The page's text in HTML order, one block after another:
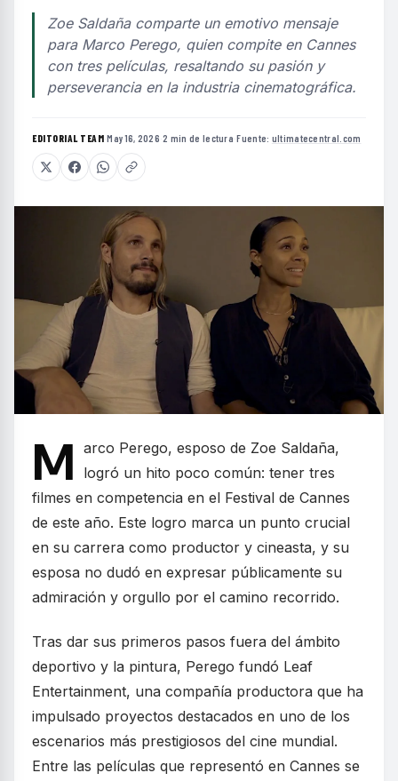
Zoe Saldaña comparte un emotivo mensaje
para Marco Perego, quien compite en Cannes
con tres películas, resaltando su pasión y
perseverancia en la industria cinematográfica.
EDITORIAL TEAM·May 16, 2026·2 min de lectura·Fuente: ultimatecentral.com
M arco Perego, esposo de Zoe Saldaña,
logró un hito poco común: tener tres
filmes en competencia en el Festival de Cannes
de este año. Este logro marca un punto crucial
en su carrera como productor y cineasta, y su
esposa no dudó en expresar públicamente su
admiración y orgullo por el camino recorrido.
Tras dar sus primeros pasos fuera del ámbito
deportivo y la pintura, Perego fundó Leaf
Entertainment, una compañía productora que ha
impulsado proyectos destacados en uno de los
escenarios más prestigiosos del cine mundial.
Entre las películas que representó en Cannes se